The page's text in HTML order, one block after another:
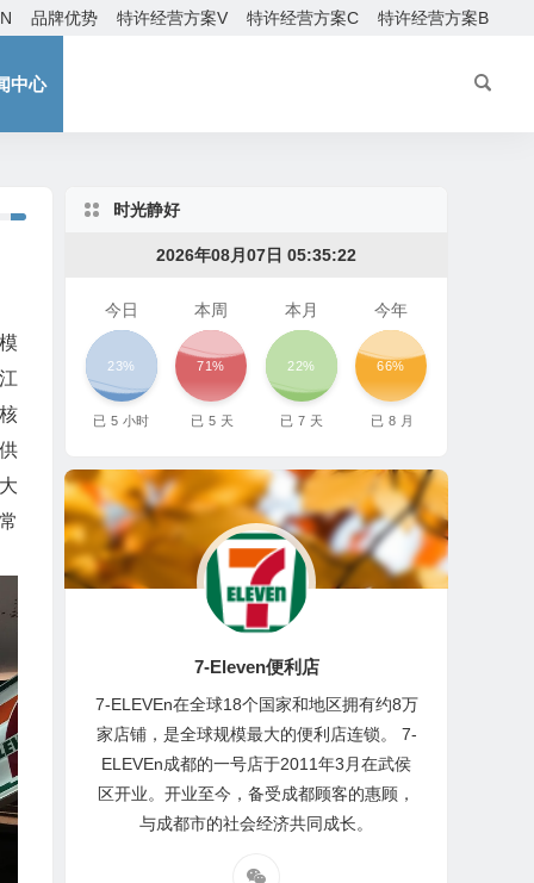
品牌优势 特许经营方案V 特许经营方案C 特许经营方案B
中心
时光静好
2026年08月07日 05:35:23
今日
23%
已 5 小时
本周
71%
已 5 天
本月
22%
已 7 天
今年
66%
已 8 月
7-Eleven便利店
7-ELEVEn在全球18个国家和地区拥有约8万
家店铺，是全球规模最大的便利店连锁。 7-
ELEVEn成都的一号店于2011年3月在武侯
区开业。开业至今，备受成都顾客的惠顾，
与成都市的社会经济共同成长。